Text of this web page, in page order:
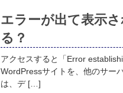
エラーが出て表示
る？
アクセスすると「Error
WordPressサイトを、他のサー
は、デ […]